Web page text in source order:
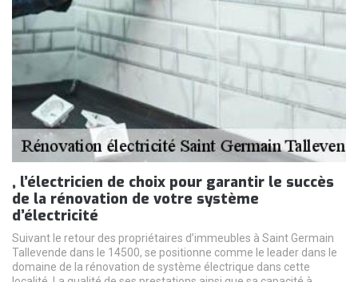
, l’électricien de choix pour garantir le succès
de la rénovation de votre système
d’électricité
Suivant le retour des propriétaires d’immeubles à Saint Germain
Tallevende dans le 14500, se positionne comme le leader dans le
domaine de la rénovation de système électrique dans cette